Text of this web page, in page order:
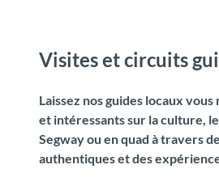
Visites et circuits
Laissez nos guides locaux
et intéressants sur la culture,
Segway ou en quad à travers
authentiques et des